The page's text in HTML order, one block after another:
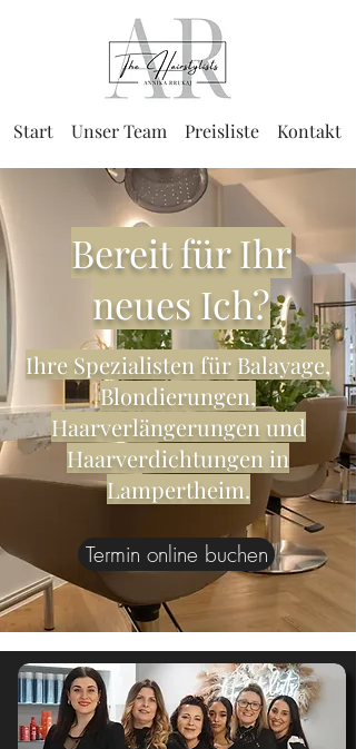
Start Unser Team Preisliste Kontakt
Bereit für Ihr
neues Ich?
Ihre Spezialisten für Balayage,
Blondierungen,
Haarverlängerungen und
Haarverdichtungen in
Lampertheim.
Termin online buchen